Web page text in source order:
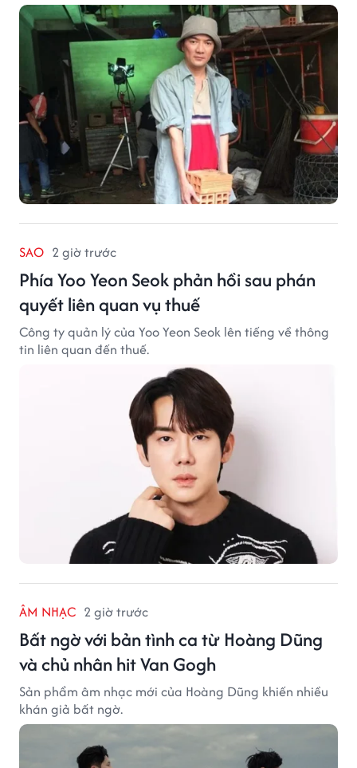
SAO 2 giờ trước
Phía Yoo Yeon Seok phản hồi sau phán
quyết liên quan vụ thuế
Công ty quản lý của Yoo Yeon Seok lên tiếng về thông
tin liên quan đến thuế.
ÂM NHẠC 2 giờ trước
Bất ngờ với bản tình ca từ Hoàng Dũng
và chủ nhân hit Van Gogh
Sản phẩm âm nhạc mới của Hoàng Dũng khiến nhiều
khán giả bất ngờ.